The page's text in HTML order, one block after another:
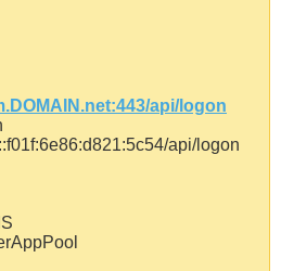
api/logon
api/logon